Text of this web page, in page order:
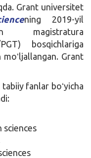
Grant universitet
ning 2019-yil
magistratura
bosqichlariga
Grant
fanlar boʻyicha